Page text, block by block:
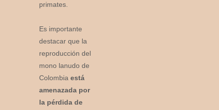
primates.
Es importante
destacar que la
reproducción del
mono lanudo de
Colombia está
amenazada por
la pérdida de